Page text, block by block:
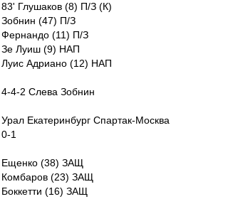
83' Глушаков (8) П/З (К)
Зобнин (47) П/З
Фернандо (11) П/З
Зе Луиш (9) НАП
Луис Адриано (12) НАП
4-4-2 Слева Зобнин
Урал Екатеринбург Спартак-Москва
0-1
Ещенко (38) ЗАЩ
Комбаров (23) ЗАЩ
Боккетти (16) ЗАЩ